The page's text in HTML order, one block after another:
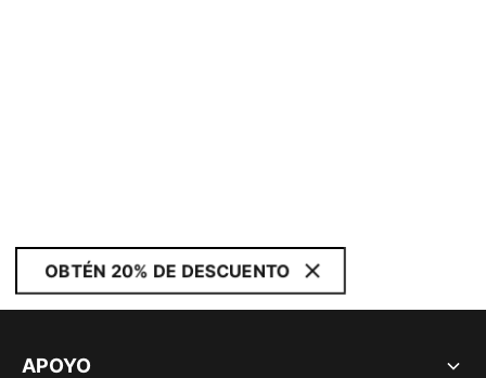
OBTÉN 20% DE DESCUENTO
APOYO